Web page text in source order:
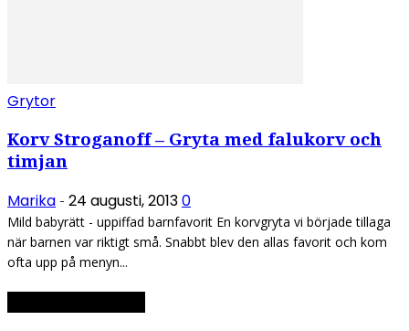
Grytor
Korv Stroganoff – Gryta med falukorv och
timjan
Marika - 24 augusti, 20130
Mild babyrätt - uppiffad barnfavorit En korvgryta vi började tillaga
när barnen var riktigt små. Snabbt blev den allas favorit och kom
ofta upp på menyn...